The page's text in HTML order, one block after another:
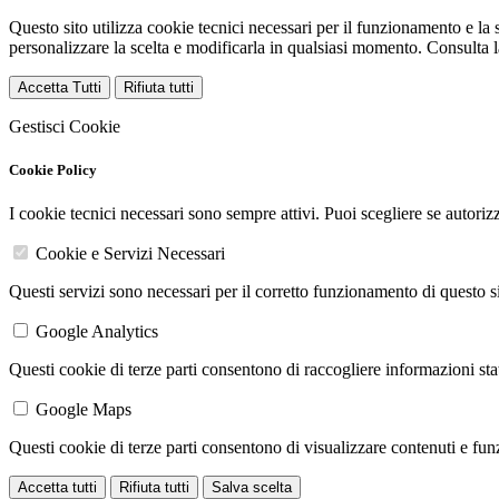
Questo sito utilizza cookie tecnici necessari per il funzionamento e
personalizzare la scelta e modificarla in qualsiasi momento. Consulta
Accetta Tutti Rifiuta tutti
Gestisci Cookie
Cookie Policy
I cookie tecnici necessari sono sempre attivi. Puoi scegliere se
Cookie e Servizi Necessari
Questi servizi sono necessari per il corretto funzionamento di questo
Google Analytics
Questi cookie di terze parti consentono di raccogliere informazioni
Google Maps
Questi cookie di terze parti consentono di visualizzare contenuti e
Accetta tutti Rifiuta tutti Salva scelta